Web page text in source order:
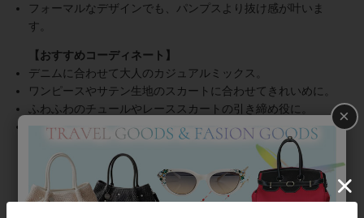
フォーマルなデザインでも、パンプスより抜け感が叶いま
す。
デニムに合わせて大人のカジュアルミックス。
ワンピースやサテン生地のスカートに合わせてきれいめに。
ふわふわのチュールやレーススカートの引き締め役に。
ワイドパンツに女性らしさをプラス。
【外箱について】
入荷時の外箱を、アビステの段ボールに入れて発送いたしま
×